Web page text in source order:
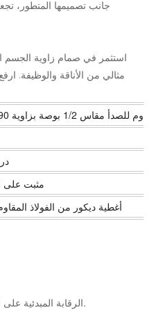
جانب تصميمها المتطور،
مثالي من الأناقة والوظيفة.
1/2 بوصة بزاوية 90 درجة
90
مثبت على
أغطية ديكور من الفولاذ
الرقابة المبدئية على المواد الخام لضمان جودة المنتجات.